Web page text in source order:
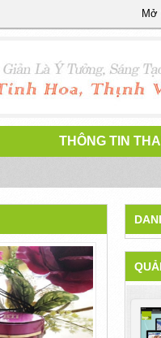
Mở
THÔNG TIN